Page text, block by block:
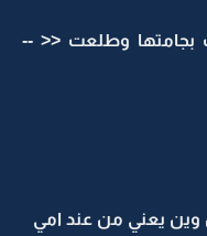
بجامتها وطلعت << --
وين يعني من عند امي